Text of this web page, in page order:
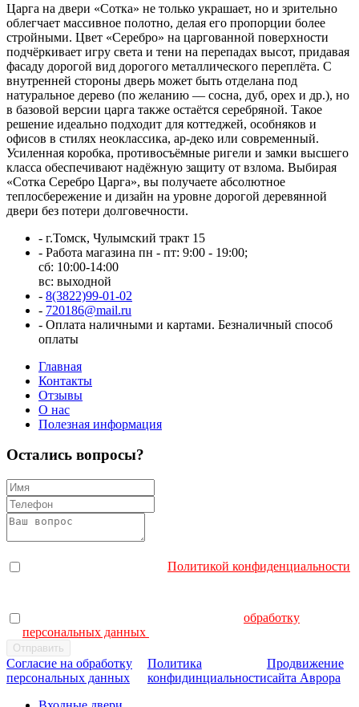
Царга на двери «Сотка» не только украшает, но и зрительно
облегчает массивное полотно, делая его пропорции более
стройными. Цвет «Серебро» на царгованной поверхности
подчёркивает игру света и тени на перепадах высот, придавая
фасаду дорогой вид дорогого металлического переплёта. С
внутренней стороны дверь может быть отделана под
натуральное дерево (по желанию — сосна, дуб, орех и др.), но
в базовой версии царга также остаётся серебряной. Такое
решение идеально подходит для коттеджей, особняков и
офисов в стилях неоклассика, ар-деко или современный.
Усиленная коробка, противосъёмные ригели и замки высшего
класса обеспечивают надёжную защиту от взлома. Выбирая
«Сотка Серебро Царга», вы получаете абсолютное
теплосбережение и дизайн на уровне дорогой деревянной
двери без потери долговечности.
- г.Томск, Чулымский тракт 15
- Работа магазина пн - пт: 9:00 - 19:00;
сб: 10:00-14:00
вс: выходной
- 8(3822)99-01-02
- 720186@mail.ru
- Оплата наличными и картами. Безналичный способ
оплаты
Главная
Контакты
Отзывы
О нас
Полезная информация
Остались вопросы?
Политикой конфиденциальности
обработку
персональных данных
Согласие на обработку
персональных данных
Политика
конфидинциальности
Продвижение
сайта Аврора